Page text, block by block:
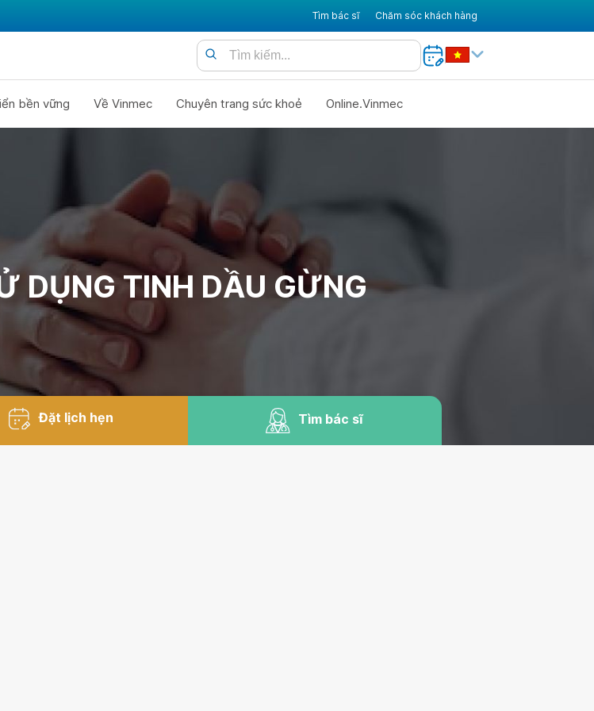
Tìm bác sĩ Chăm sóc khách hàng
bền vững Về Vinmec Chuyên trang sức khoẻ Online.Vinmec
DỤNG TINH DẦU GỪNG
Đặt lịch hẹn Tìm bác sĩ